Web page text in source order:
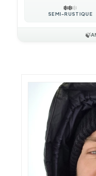
❄️❄️❄️
SEMI-RUSTIQUE
🍃